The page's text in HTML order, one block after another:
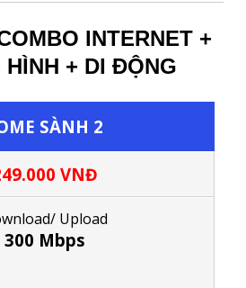
INTERNET +
HÌNH + DI ĐỘNG
SÀNH 2
VNĐ
Upload
300 Mbps